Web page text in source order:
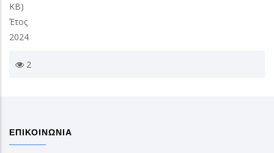
KB)
Έτος
2024
2
ΕΠΙΚΟΙΝΩΝΙΑ